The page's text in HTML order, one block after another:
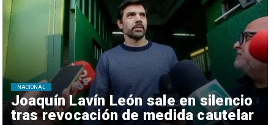
Joaquín Lavín León sale en silencio
tras revocación de medida cautelar
NACIONAL